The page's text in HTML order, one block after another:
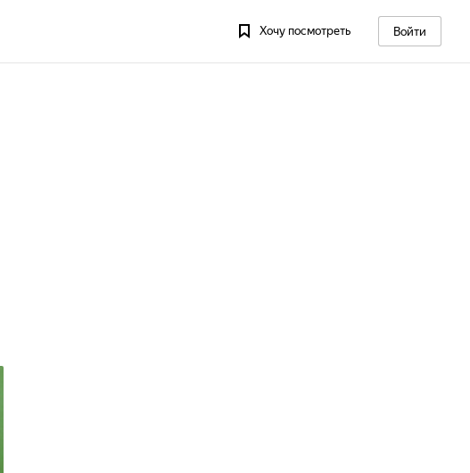
Хочу посмотреть Войти